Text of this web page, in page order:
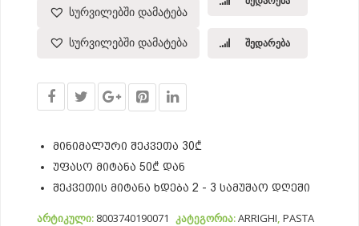
სურვილებში დამატება
სურვილებში დამატება შედარება
მინიმალური შეკვეთა 30₾
უფასო მიტანა 50₾ დან
შეკვეთის მიტანა ხდება 2 - 3 სამუშაო დღეში
არტიკული: 8003740190071 კატეგორია:ARRIGHI, PASTA